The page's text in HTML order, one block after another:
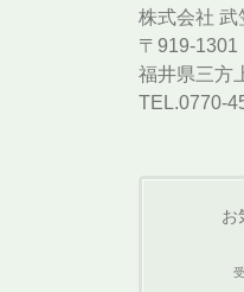
株式会社 武
〒919-1301
福井県三方
TEL.0770-
お